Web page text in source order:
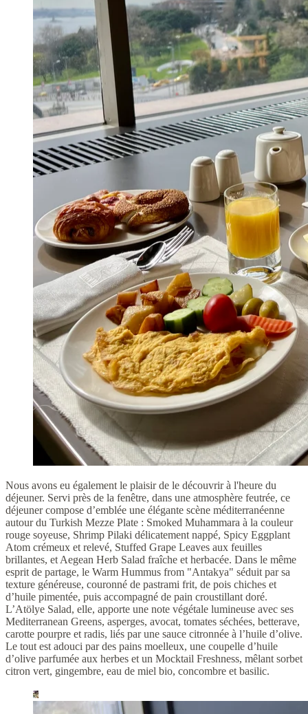
Nous avons eu également le plaisir de le découvrir à l'heure du
déjeuner. Servi près de la fenêtre, dans une atmosphère feutrée, ce
déjeuner compose d’emblée une élégante scène méditerranéenne
autour du Turkish Mezze Plate : Smoked Muhammara à la couleur
rouge soyeuse, Shrimp Pilaki délicatement nappé, Spicy Eggplant
Atom crémeux et relevé, Stuffed Grape Leaves aux feuilles
brillantes, et Aegean Herb Salad fraîche et herbacée. Dans le même
esprit de partage, le Warm Hummus from "Antakya" séduit par sa
texture généreuse, couronné de pastrami frit, de pois chiches et
d’huile pimentée, puis accompagné de pain croustillant doré.
L’Atölye Salad, elle, apporte une note végétale lumineuse avec ses
Mediterranean Greens, asperges, avocat, tomates séchées, betterave,
carotte pourpre et radis, liés par une sauce citronnée à l’huile d’olive.
Le tout est adouci par des pains moelleux, une coupelle d’huile
d’olive parfumée aux herbes et un Mocktail Freshness, mêlant sorbet
citron vert, gingembre, eau de miel bio, concombre et basilic.